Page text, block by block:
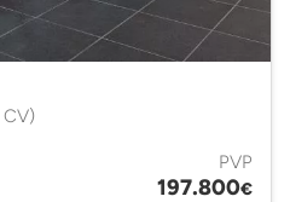
PVP
197.800€